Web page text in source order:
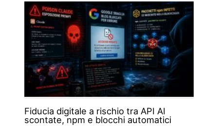
Fiducia digitale a rischio tra API AI
scontate, npm e blocchi automatici